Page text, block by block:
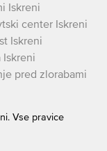
Iskreni
center Iskreni
Iskreni
Iskreni
pred zlorabami
Vse pravice